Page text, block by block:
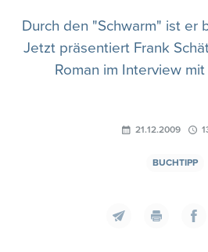
Durch den "Schwarm" ist er
Jetzt präsentiert Frank
Roman im Interview
21.12.2009
BUCHTIPP